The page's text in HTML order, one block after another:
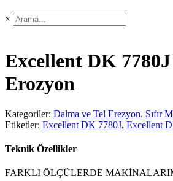
×
Excellent DK
Erozyon
Kategoriler: Dalma ve Tel Erezyon, Sıfır
Etiketler: Excellent DK 7780J, Excellent
Teknik Özellikler
FARKLI ÖLÇÜLERDE